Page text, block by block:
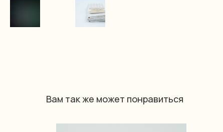
Вам так же может понравиться